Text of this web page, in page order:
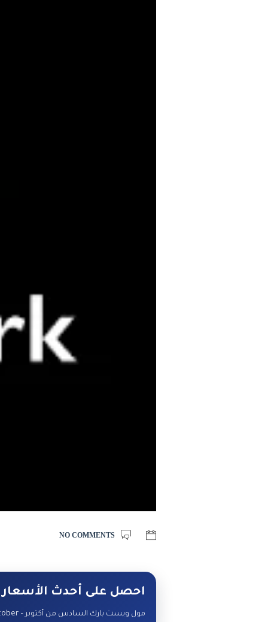
NO COMMENTS
احصل على أحدث الأسعار
مول ويست بارك السادس من أكتوبر – Mall West Park 6th October — تواصل مع البوصلة لمعرفة الأسعار والوحدات المتاحة.